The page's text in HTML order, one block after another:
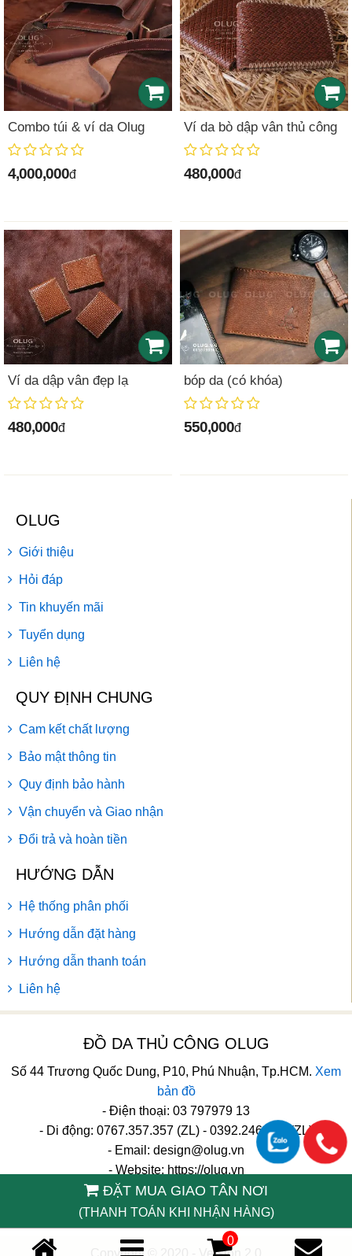
ĐẶT MUA GIAO TÂN NƠI
(THANH TOÁN KHI NHẬN HÀNG)
Combo túi & ví da Olug
4,000,000đ
Ví da bò dập vân thủ công
480,000đ
Ví da dập vân đẹp lạ
480,000đ
bóp da (có khóa)
550,000đ
OLUG
Giới thiệu
Hỏi đáp
Tin khuyến mãi
Tuyển dụng
Liên hệ
QUY ĐỊNH CHUNG
Cam kết chất lượng
Bảo mật thông tin
Quy định bảo hành
Vận chuyển và Giao nhận
Đổi trả và hoàn tiền
HƯỚNG DẪN
Hệ thống phân phối
Hướng dẫn đặt hàng
Hướng dẫn thanh toán
Liên hệ
ĐỒ DA THỦ CÔNG OLUG
Số 44 Trương Quốc Dung, P10, Phú Nhuận, Tp.HCM. Xem
bản đồ
- Điện thoại: 03 797979 13
- Di động: 0767.357.357 (ZL) - 0392.246.246 (ZL)
- Email: design@olug.vn
- Website: https://olug.vn
0
Copyright © 2020 - Version 2.0